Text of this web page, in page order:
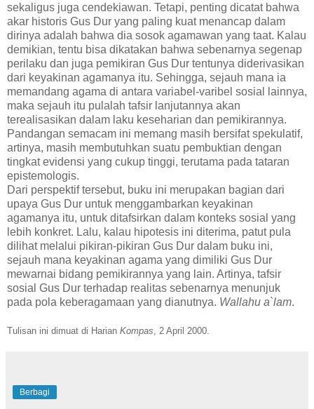
sekaligus juga cendekiawan. Tetapi, penting dicatat bahwa
akar historis Gus Dur yang paling kuat menancap dalam
dirinya adalah bahwa dia sosok agamawan yang taat. Kalau
demikian, tentu bisa dikatakan bahwa sebenarnya segenap
perilaku dan juga pemikiran Gus Dur tentunya diderivasikan
dari keyakinan agamanya itu. Sehingga, sejauh mana ia
memandang agama di antara variabel-varibel sosial lainnya,
maka sejauh itu pulalah tafsir lanjutannya akan
terealisasikan dalam laku keseharian dan pemikirannya.
Pandangan semacam ini memang masih bersifat spekulatif,
artinya, masih membutuhkan suatu pembuktian dengan
tingkat evidensi yang cukup tinggi, terutama pada tataran
epistemologis.
Dari perspektif tersebut, buku ini merupakan bagian dari
upaya Gus Dur untuk menggambarkan keyakinan
agamanya itu, untuk ditafsirkan dalam konteks sosial yang
lebih konkret. Lalu, kalau hipotesis ini diterima, patut pula
dilihat melalui pikiran-pikiran Gus Dur dalam buku ini,
sejauh mana keyakinan agama yang dimiliki Gus Dur
mewarnai bidang pemikirannya yang lain. Artinya, tafsir
sosial Gus Dur terhadap realitas sebenarnya menunjuk
pada pola keberagamaan yang dianutnya. Wallahu a`lam.
Tulisan ini dimuat di Harian Kompas , 2 April 2000.
Berbagi